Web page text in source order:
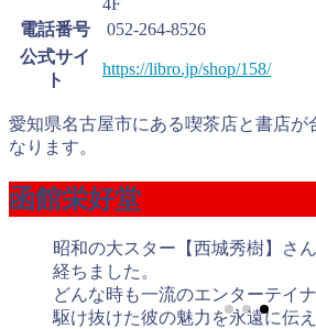
電話番号
052-264-8526
公式サイ
ト
https://libro.jp/shop/158/
愛知県名古屋市にある喫茶店と書店が
なります。
函館栄好堂
昭和の大スター【西城秀樹】さ
経ちました。
どんな時も一流のエンターテイ
駆け抜けた彼の魅力を永遠に伝え